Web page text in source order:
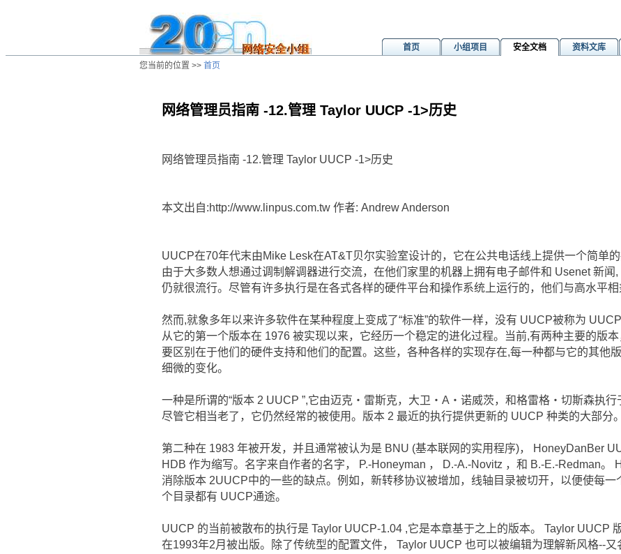
首页 小组项目 安全文档 资料文库
您当前的位置 >> 首页
网络管理员指南 -12.管理 Taylor UUCP -1>历史
网络管理员指南 -12.管理 Taylor UUCP -1>历史
本文出自:http://www.linpus.com.tw 作者: Andrew Anderson
UUCP在70年代末由Mike Lesk在AT&T贝尔实验室设计的，它在公共电话线上提供一个简单的
由于大多数人想通过调制解调器进行交流，在他们家里的机器上拥有电子邮件和 Usenet 新闻,
仍就很流行。尽管有许多执行是在各式各样的硬件平台和操作系统上运行的，他们与高水平相
然而,就象多年以来许多软件在某种程度上变成了“标准”的软件一样，没有 UUCP被称为
从它的第一个版本在 1976 被实现以来，它经历一个稳定的进化过程。当前,有两种主要的版本
要区别在于他们的硬件支持和他们的配置。这些，各种各样的实现存在,每一种都与它的其他
细微的变化。
一种是所谓的“版本 2 UUCP ”,它由迈克・雷斯克，大卫・A・诺威茨，和格雷格・切斯森执行
尽管它相当老了，它仍然经常的被使用。版本 2 最近的执行提供更新的 UUCP 种类的大部分。
第二种在 1983 年被开发，并且通常被认为是 BNU (基本联网的实用程序)， HoneyDanBer
HDB 作为缩写。名字来自作者的名字， P.-Honeyman ， D.-A.-Novitz ，和 B.-E.-Redman。
消除版本 2UUCP中的一些的缺点。例如，新转移协议被增加，线轴目录被切开，以便使每一
个目录都有 UUCP通途。
UUCP 的当前被散布的执行是 Taylor UUCP-1.04 ,它是本章基于之上的版本。 Taylor UUCP
在1993年2月被出版。除了传统型的配置文件， Taylor UUCP 也可以被编辑为理解新风格--又